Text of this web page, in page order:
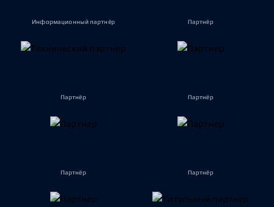
Информационный партнёр Партнёр
Партнёр Партнёр
Партнёр Партнёр